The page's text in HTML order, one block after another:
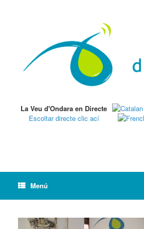
La Veu d'Ondara en Directe
Escoltar directe clic ací
Menú